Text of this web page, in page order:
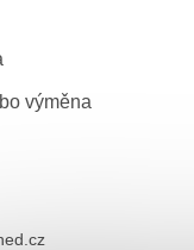
výměna